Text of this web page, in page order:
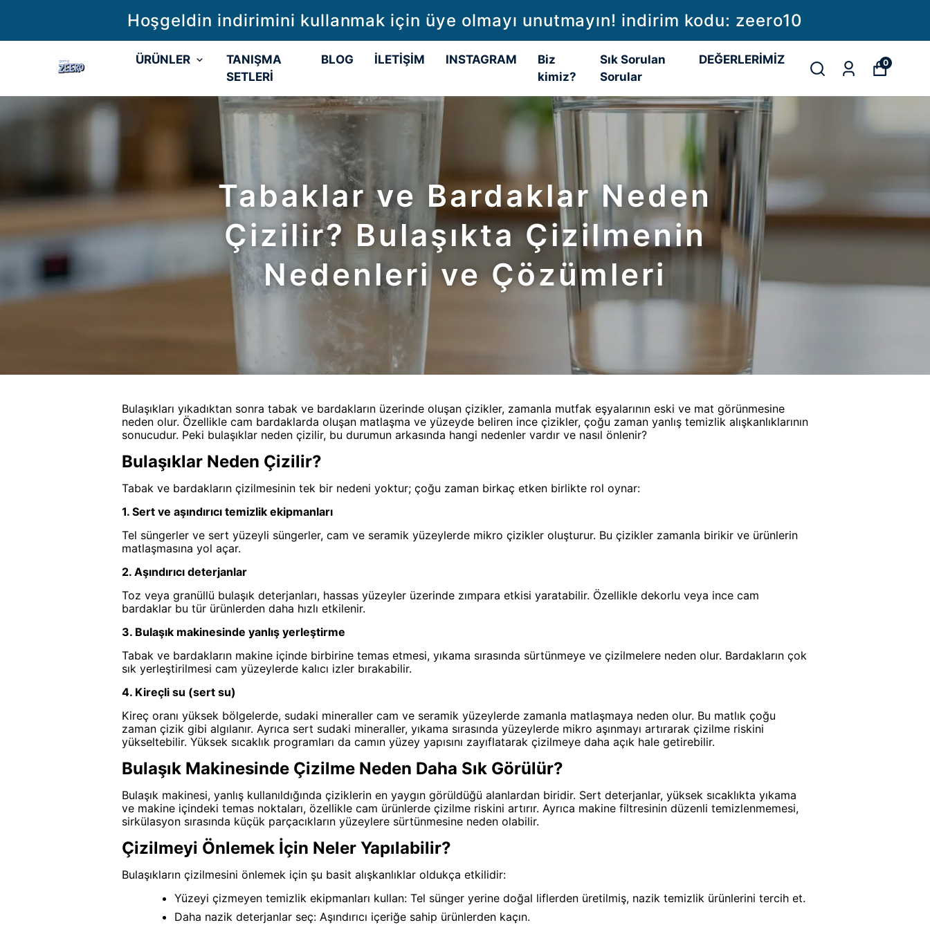
99 TL Kargo ücreti 🚚 1500 TL ve üzeri siparişlerinizde kargo ücreti
ÜRÜNLER
TANIŞMA
SETLERİ
BLOG İLETİŞİM INSTAGRAM
Biz
kimiz?
Sık Sorulan
Sorular
DEĞERLERİMİZ 0
Tabaklar ve Bardaklar Neden
Çizilir? Bulaşıkta Çizilmenin
Nedenleri ve Çözümleri
Bulaşıkları yıkadıktan sonra tabak ve bardakların üzerinde oluşan çizikler, zamanla mutfak eşyalarının eski ve mat görünmesine
neden olur. Özellikle cam bardaklarda oluşan matlaşma ve yüzeyde beliren ince çizikler, çoğu zaman yanlış temizlik alışkanlıklarının
sonucudur. Peki bulaşıklar neden çizilir, bu durumun arkasında hangi nedenler vardır ve nasıl önlenir?
Bulaşıklar Neden Çizilir?
Tabak ve bardakların çizilmesinin tek bir nedeni yoktur; çoğu zaman birkaç etken birlikte rol oynar:
1. Sert ve aşındırıcı temizlik ekipmanları
Tel süngerler ve sert yüzeyli süngerler, cam ve seramik yüzeylerde mikro çizikler oluşturur. Bu çizikler zamanla birikir ve ürünlerin
matlaşmasına yol açar.
2. Aşındırıcı deterjanlar
Toz veya granüllü bulaşık deterjanları, hassas yüzeyler üzerinde zımpara etkisi yaratabilir. Özellikle dekorlu veya ince cam
bardaklar bu tür ürünlerden daha hızlı etkilenir.
3. Bulaşık makinesinde yanlış yerleştirme
Tabak ve bardakların makine içinde birbirine temas etmesi, yıkama sırasında sürtünmeye ve çizilmelere neden olur. Bardakların çok
sık yerleştirilmesi cam yüzeylerde kalıcı izler bırakabilir.
4. Kireçli su (sert su)
Kireç oranı yüksek bölgelerde, sudaki mineraller cam ve seramik yüzeylerde zamanla matlaşmaya neden olur. Bu matlık çoğu
zaman çizik gibi algılanır. Ayrıca sert sudaki mineraller, yıkama sırasında yüzeylerde mikro aşınmayı artırarak çizilme riskini
yükseltebilir. Yüksek sıcaklık programları da camın yüzey yapısını zayıflatarak çizilmeye daha açık hale getirebilir.
Bulaşık Makinesinde Çizilme Neden Daha Sık Görülür?
Bulaşık makinesi, yanlış kullanıldığında çiziklerin en yaygın görüldüğü alanlardan biridir. Sert deterjanlar, yüksek sıcaklıkta yıkama
ve makine içindeki temas noktaları, özellikle cam ürünlerde çizilme riskini artırır. Ayrıca makine filtresinin düzenli temizlenmemesi,
sirkülasyon sırasında küçük parçacıkların yüzeylere sürtünmesine neden olabilir.
Çizilmeyi Önlemek İçin Neler Yapılabilir?
Bulaşıkların çizilmesini önlemek için şu basit alışkanlıklar oldukça etkilidir:
Yüzeyi çizmeyen temizlik ekipmanları kullan: Tel sünger yerine doğal liflerden üretilmiş, nazik temizlik ürünlerini tercih et.
Daha nazik deterjanlar seç: Aşındırıcı içeriğe sahip ürünlerden kaçın.